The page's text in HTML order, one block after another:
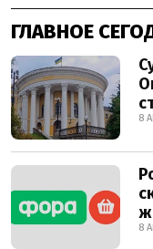
ГЛАВНОЕ
8
8